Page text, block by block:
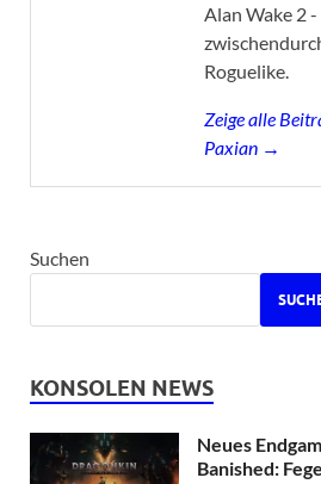
Alan Wake 2
Roguelike.
Zeige alle
Paxian →
Suchen
KONSOLEN NEWS
Neues
Banished: